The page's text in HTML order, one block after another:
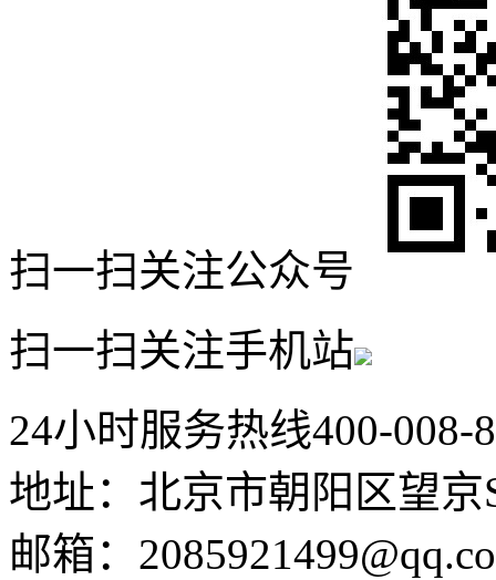
扫一扫关注公众号
扫一扫关注手机站
24小时服务热线400-008-
地址：北京市朝阳区望京
邮箱：